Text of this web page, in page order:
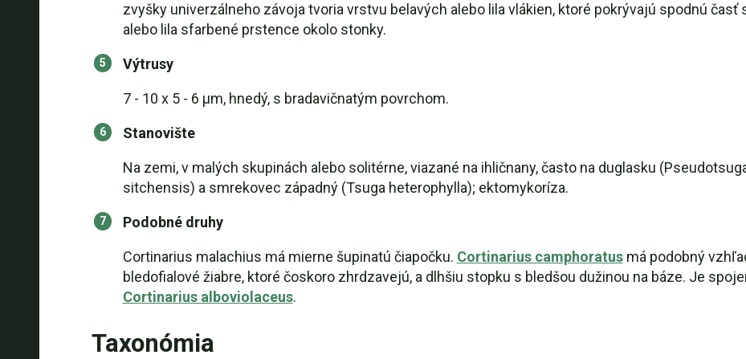
zvyšky univerzálneho závoja tvoria vrstvu belavých alebo lila vlákien, ktoré pokrývajú spodnú
alebo lila sfarbené prstence okolo stonky.
Výtrusy
7 - 10 x 5 - 6 µm, hnedý, s bradavičnatým povrchom.
Stanovište
Na zemi, v malých skupinách alebo solitérne, viazané na ihličnany, často na duglasku
sitchensis) a smrekovec západný (Tsuga heterophylla); ektomykoríza.
Podobné druhy
Cortinarius malachius má mierne šupinatú čiapočku. Cortinarius camphoratusmá podobný
bledofialové žiabre, ktoré čoskoro zhrdzavejú, a dlhšiu stopku s bledšou dužinou na báze. Je
Cortinarius alboviolaceus.
Taxonómia